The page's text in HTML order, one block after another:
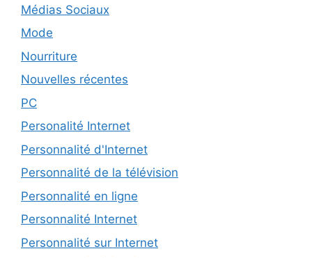
Médias Sociaux
Mode
Nourriture
Nouvelles récentes
PC
Personalité Internet
Personnalité d'Internet
Personnalité de la télévision
Personnalité en ligne
Personnalité Internet
Personnalité sur Internet